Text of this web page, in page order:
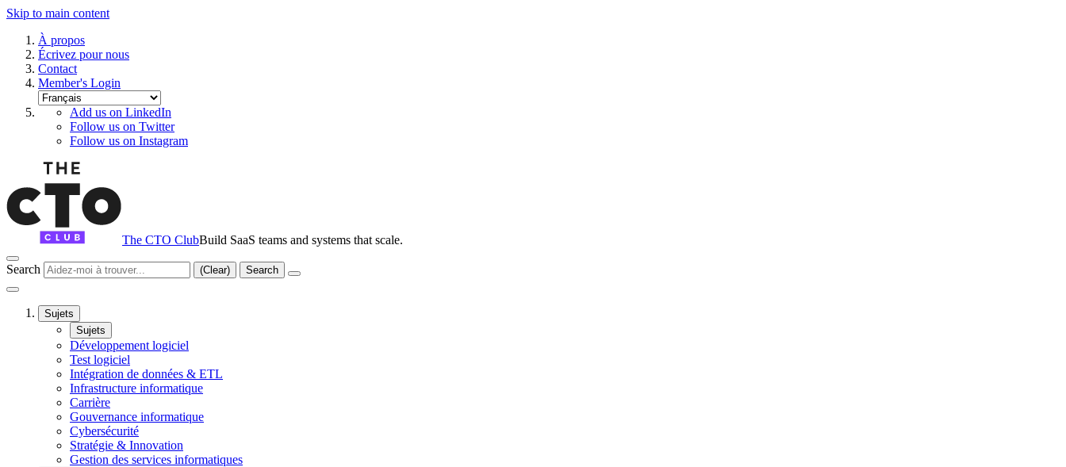
Skip to main content
À propos
Écrivez pour nous
Contact
Member's Login
Add us on LinkedIn
Follow us on Twitter
Follow us on Instagram
The CTO ClubBuild SaaS teams and systems that scale.
Search (Clear) Search
Sujets
Sujets
Développement logiciel
Test logiciel
Intégration de données & ETL
Infrastructure informatique
Carrière
Gouvernance informatique
Cybersécurité
Stratégie & Innovation
Gestion des services informatiques